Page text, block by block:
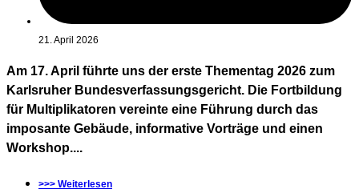
21. April 2026
Am 17. April führte uns der erste Thementag 2026 zum
Karlsruher Bundesverfassungsgericht. Die Fortbildung
für Multiplikatoren vereinte eine Führung durch das
imposante Gebäude, informative Vorträge und einen
Workshop....
>>> Weiterlesen